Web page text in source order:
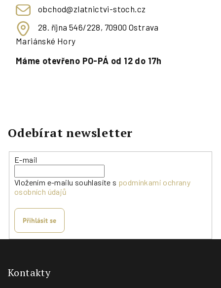
obchod@zlatnictvi-stoch.cz
28. října 546/228, 70900 Ostrava
Mariánské Hory
Máme otevřeno PO-PÁ od 12 do 17h
Odebírat newsletter
E-mail
Vložením e-mailu souhlasíte s podmínkami ochrany
osobních údajů
Přihlásit se
Kontakty